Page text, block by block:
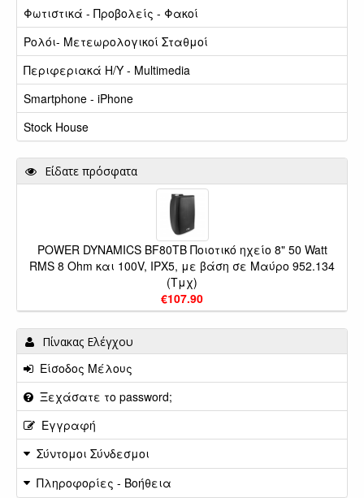
Φωτιστικά - Προβολείς - Φακοί
Ρολόι- Μετεωρολογικοί Σταθμοί
Περιφεριακά Η/Υ - Multimedia
Smartphone - iPhone
Stock House
Είδατε πρόσφατα
POWER DYNAMICS BF80TB Ποιοτικό ηχείο 8" 50 Watt
RMS 8 Ohm και 100V, IPX5, με βάση σε Μαύρο 952.134
(Τμχ)
€107.90
Πίνακας Ελέγχου
Είσοδος Μέλους
Ξεχάσατε το password;
Εγγραφή
Σύντομοι Σύνδεσμοι
Πληροφορίες - Βοήθεια